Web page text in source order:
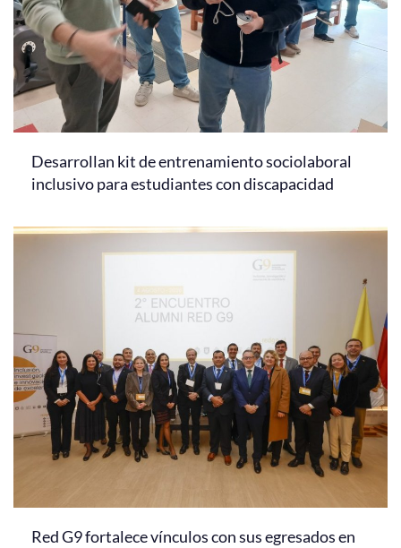
Desarrollan kit de entrenamiento sociolaboral
inclusivo para estudiantes con discapacidad
Red G9 fortalece vínculos con sus egresados en